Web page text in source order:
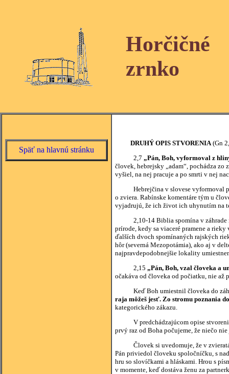
Horčičné
zrnko
Späť na hlavnú stránku
DRUHÝ OPIS STVORENIA(Gn
2,7 „Pán, Boh, vyformoval z
človek, hebrejsky „adam“, pochádza zo
vyšiel, na nej pracuje a po smrti v nej
Hebrejčina v slovese vyformoval
o zviera. Rabínske komentáre tým u
vyjadrujú, že ich život ich uhynutím na
2,10-14 Biblia spomína v záhrade
prírode, kedy sa viaceré pramene a
ďalších dvoch spomínaných rajských
hôr (severná Mezopotámia), ako aj v
najpravdepodobnejšie lokality
2,15 „Pán, Boh, vzal človeka a
očakáva od človeka od počiatku, nie až
Keď Boh umiestnil človeka do
raja môžeš jesť. Zo stromu poznania
kategorického zákazu.
V predchádzajúcom opise stvorenia
prvý raz od Boha počujeme, že niečo
Človek si uvedomuje, že v
Pán priviedol človeku spoločníčku, s
hru so slovíčkami a hláskami. Hrou s
v momente, keď dostáva ženu za